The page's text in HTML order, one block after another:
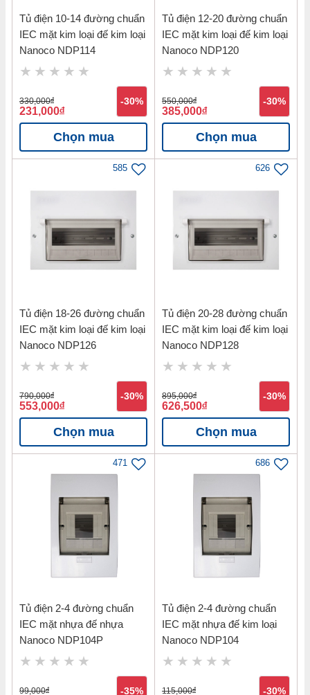
Tủ điện 10-14 đường chuẩn
IEC mặt kim loại đế kim loại
Nanoco NDP114
330,000đ
231,000đ
-30%
Chọn mua
Tủ điện 12-20 đường chuẩn
IEC mặt kim loại đế kim loại
Nanoco NDP120
550,000đ
385,000đ
-30%
Chọn mua
585
Tủ điện 18-26 đường chuẩn
IEC mặt kim loại đế kim loại
Nanoco NDP126
790,000đ
553,000đ
-30%
Chọn mua
626
Tủ điện 20-28 đường chuẩn
IEC mặt kim loại đế kim loại
Nanoco NDP128
895,000đ
626,500đ
-30%
Chọn mua
471
Tủ điện 2-4 đường chuẩn
IEC mặt nhựa đế nhựa
Nanoco NDP104P
99,000đ -35%
686
Tủ điện 2-4 đường chuẩn
IEC mặt nhựa đế kim loại
Nanoco NDP104
115,000đ -30%